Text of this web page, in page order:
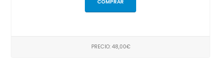
COMPRAR
PRECIO: 48,00€